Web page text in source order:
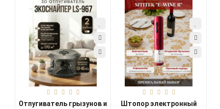
Отпугиватель грызунов и
Штопор электронный